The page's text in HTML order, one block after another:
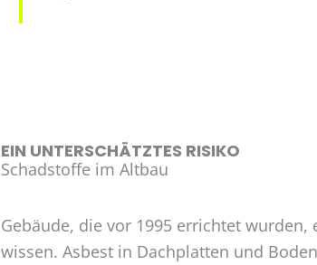
EIN UNTERSCHÄTZTES RISIKO
Schadstoffe im Altbau
Gebäude, die vor 1995 errichtet
wissen. Asbest in Dachplatten und